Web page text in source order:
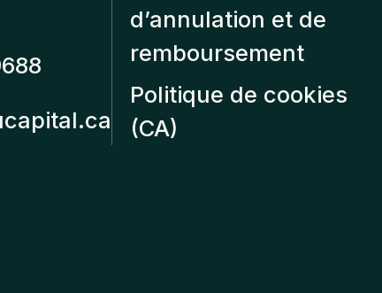
d’annulation et de
remboursement
Politique de cookies
(CA)